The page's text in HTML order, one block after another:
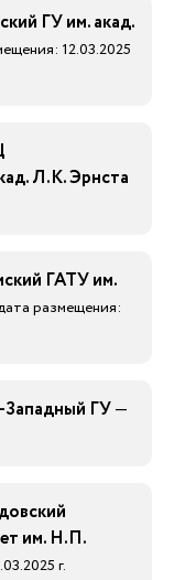
ГУ им. акад.
12.03.2025
Л.К. Эрнста
ГАТУ им.
размещения:
ГУ—
им. Н.П.
г.